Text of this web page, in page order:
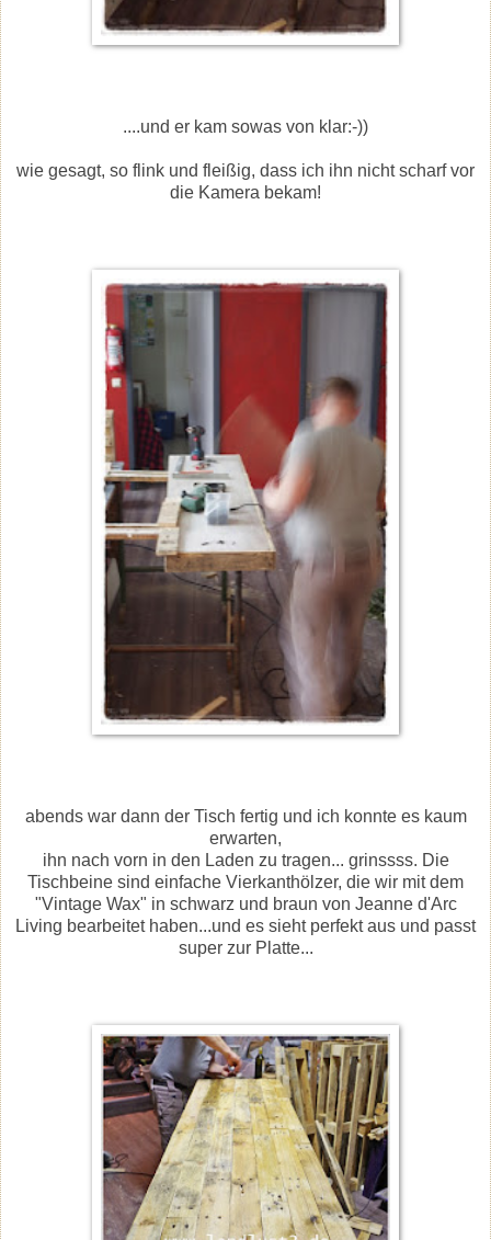
....und er kam sowas von klar:-))
wie gesagt, so flink und fleißig, dass ich ihn nicht scharf vor
die Kamera bekam!
abends war dann der Tisch fertig und ich konnte es kaum
erwarten,
ihn nach vorn in den Laden zu tragen... grinssss. Die
Tischbeine sind einfache Vierkanthölzer, die wir mit dem
"Vintage Wax" in schwarz und braun von Jeanne d'Arc
Living bearbeitet haben...und es sieht perfekt aus und passt
super zur Platte...